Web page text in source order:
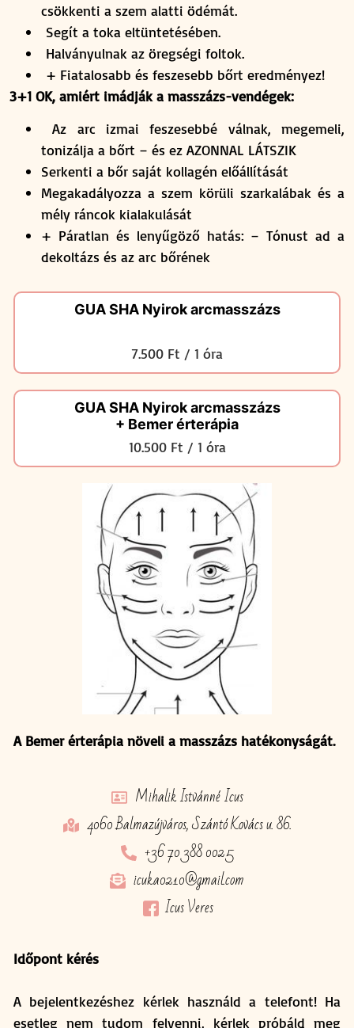
csökkenti a szem alatti ödémát.
Segít a toka eltüntetésében.
Halványulnak az öregségi foltok.
+ Fiatalosabb és feszesebb bőrt eredményez!
3+1 OK, amiért imádják a masszázs-vendégek:
Az arc izmai feszesebbé válnak, megemeli,
tonizálja a bőrt – és ez AZONNAL LÁTSZIK
Serkenti a bőr saját kollagén előállítását
Megakadályozza a szem körüli szarkalábak és a
mély ráncok kialakulását
+ Páratlan és lenyűgöző hatás: – Tónust ad a
dekoltázs és az arc bőrének
GUA SHA Nyirok arcmasszázs
7.500 Ft / 1 óra
GUA SHA Nyirok arcmasszázs
+ Bemer érterápia
10.500 Ft / 1 óra
A Bemer érterápia növeli a masszázs hatékonyságát.
Mihalik Istvánné Icus
4060 Balmazújváros, Szántó Kovács u. 86.
+36 70 388 0025
icuka0210@gmail.com
Icus Veres
Időpont kérés
A bejelentkezéshez kérlek használd a telefont! Ha
esetleg nem tudom felvenni, kérlek próbáld meg